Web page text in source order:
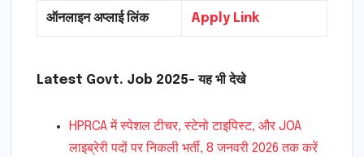
ऑनलाइन अप्लाई लिंक Apply Link
Latest Govt. Job 2025- यह भी देखे
HPRCA में स्पेशल टीचर, स्टेनो टाइपिस्ट, और JOA
लाइब्रेरी पदों पर निकली भर्ती, 8 जनवरी 2026 तक करें